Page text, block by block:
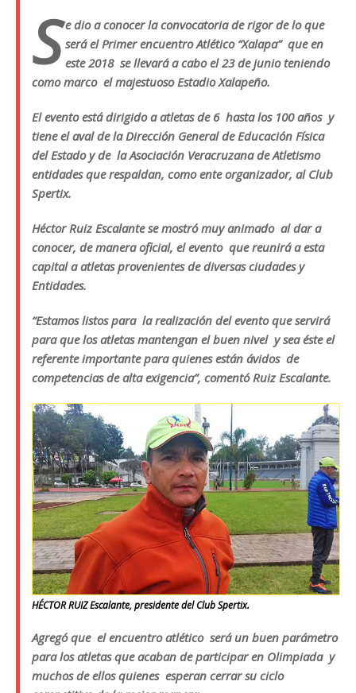
Se dio a conocer la convocatoria de rigor de lo que
será el Primer encuentro Atlético “Xalapa” que en
este 2018 se llevará a cabo el 23 de junio teniendo
como marco el majestuoso Estadio Xalapeño.
El evento está dirigido a atletas de 6 hasta los 100 años y
tiene el aval de la Dirección General de Educación Física
del Estado y de la Asociación Veracruzana de Atletismo
entidades que respaldan, como ente organizador, al Club
Spertix.
Héctor Ruiz Escalante se mostró muy animado al dar a
conocer, de manera oficial, el evento que reunirá a esta
capital a atletas provenientes de diversas ciudades y
Entidades.
“Estamos listos para la realización del evento que servirá
para que los atletas mantengan el buen nivel y sea éste el
referente importante para quienes están ávidos de
competencias de alta exigencia”, comentó Ruiz Escalante.
HÉCTOR RUIZ Escalante, presidente del Club Spertix.
Agregó que el encuentro atlético será un buen parámetro
para los atletas que acaban de participar en Olimpiada y
muchos de ellos quienes esperan cerrar su ciclo